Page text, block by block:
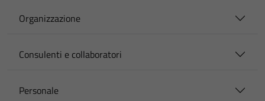
Organizzazione
Consulenti e collaboratori
Personale